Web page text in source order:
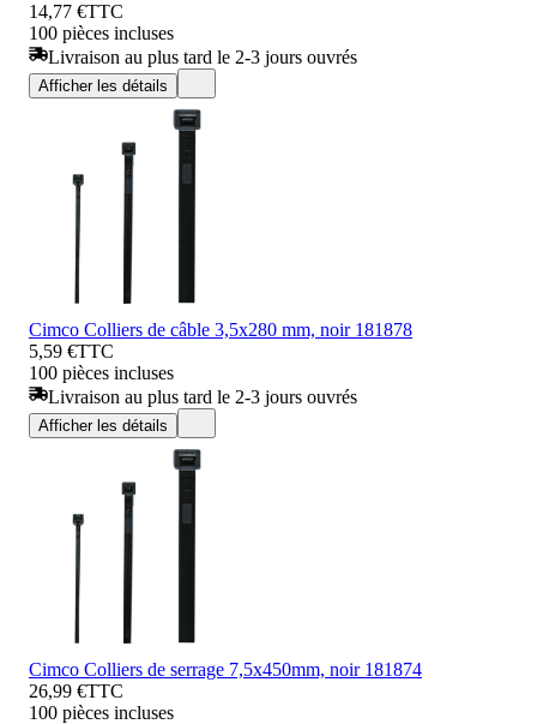
14,77 €TTC
100 pièces incluses
Livraison au plus tard le 2-3 jours ouvrés
Afficher les détails
Cimco Colliers de câble 3,5x280 mm, noir 181878
5,59 €TTC
100 pièces incluses
Livraison au plus tard le 2-3 jours ouvrés
Afficher les détails
Cimco Colliers de serrage 7,5x450mm, noir 181874
26,99 €TTC
100 pièces incluses